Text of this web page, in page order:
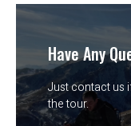
Have Any
Just contact us
the tour.